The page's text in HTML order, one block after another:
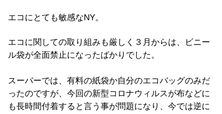
エコにとても敏感なNY。
エコに関しての取り組みも厳しく３月からは、ビニー
ル袋が全面禁止になったばかりでした。
スーパーでは、有料の紙袋か自分のエコバッグのみだ
ったのですが、今回の新型コロナウィルスが布などに
も長時間付着すると言う事が問題になり、今では逆に